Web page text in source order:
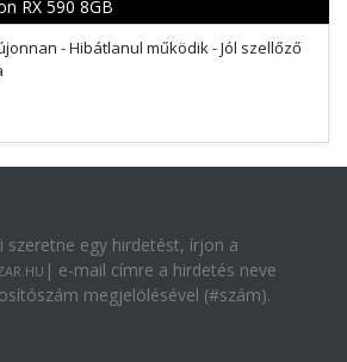
RX 590 8GB
- Hibátlanul működik - Jól szellőző
egy hirdetést, írjon a
| e-mail címre a hirdetés neve
megjelölésével (#szám).